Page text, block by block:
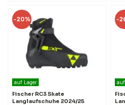
-20%
auf Lager
Fischer RC3 Skate
Langlaufschuhe 2024/25
-